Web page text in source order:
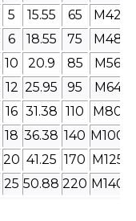
5 15.55 65
6 18.55 75
10 20.9 85
12 25.95 95
16 31.38 110
18 36.38 140
20 41.25 170
25 50.88 220